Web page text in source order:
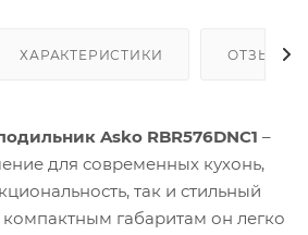
ХАРАКТЕРИСТИКИ ОТЗЫВЫ
Asko RBR576DNC1 –
для современных кухонь,
так и стильный
габаритам он легко